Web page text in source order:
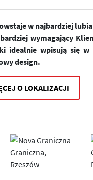
w najbardziej
wymagający
idealnie wpisują się w
design.
O LOKALIZACJI